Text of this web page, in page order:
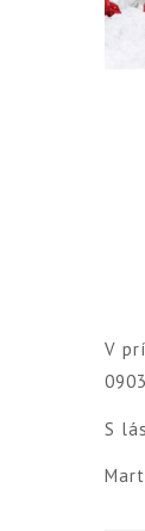
V
S